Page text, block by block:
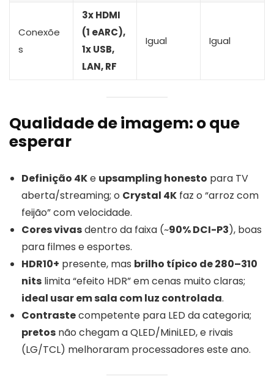
Conexõe
s
3x HDMI
(1 eARC),
1x USB,
LAN, RF
Igual Igual
Qualidade de imagem: o que
esperar
Definição 4Ke upsampling honesto para TV
aberta/streaming; o Crystal 4K faz o “arroz com
feijão” com velocidade.
Cores vivasdentro da faixa (~90% DCI-P3), boas
para filmes e esportes.
HDR10+ presente, mas brilho típico de 280–310
nits limita “efeito HDR” em cenas muito claras;
ideal usar em sala com luz controlada.
Contrastecompetente para LED da categoria;
pretos não chegam a QLED/MiniLED, e rivais
(LG/TCL) melhoraram processadores este ano.